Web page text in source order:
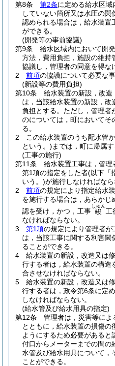
第8条
第2条に定める給水区
していない箇所又は水圧の関
認められる場合は，給水装置
ができる。
(開発等の事前協議)
第9条
給水区域内において開
方法，費用負担，施設の維持
協議し，管理者の同意を得な
2
前項の協議について必要な
(新設等の費用負担)
第10条
給水装置の新設，改造
は，当該給水装置の新設，
負担とする。 ただし，管理者
のについては，町においてそ
る。
2
この給水装置のうち配水管
という。) までは，町に帰属す
(工事の施行)
第11条
給水装置工事は，管
第1項の指定をした者(以下「
いう。)が施行しなければなら
2
前項の規定により指定給水
を施行する場合は，あらか
認を受け，かつ，工事 竣
しゅん
工
なければならない。
3
第1項の規定により管理者
は，当該工事に関する利害関
ることができる。
4
給水装置の新設，改造又は
行する者は，給水装置の構造
合させなければならない。
5
給水装置の新設，改造又は
行する者は，政令第6条に定
しなければならない。
(給水管及び給水用具の指定)
第12条
管理者は，災害等に
とともに，給水装置の損傷
ようにするため必要があると
付口からメーターまでの間の
水管及び給水用具について，
ことができる。